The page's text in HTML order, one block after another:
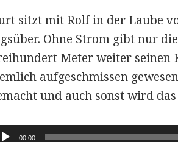
sitzt mit Rolf in der Laube
Ohne Strom gibt nur
Meter weiter seinen
aufgeschmissen
und auch sonst wird
00:00